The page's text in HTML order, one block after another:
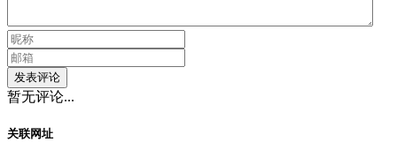
发表评论
暂无评论...
关联网址